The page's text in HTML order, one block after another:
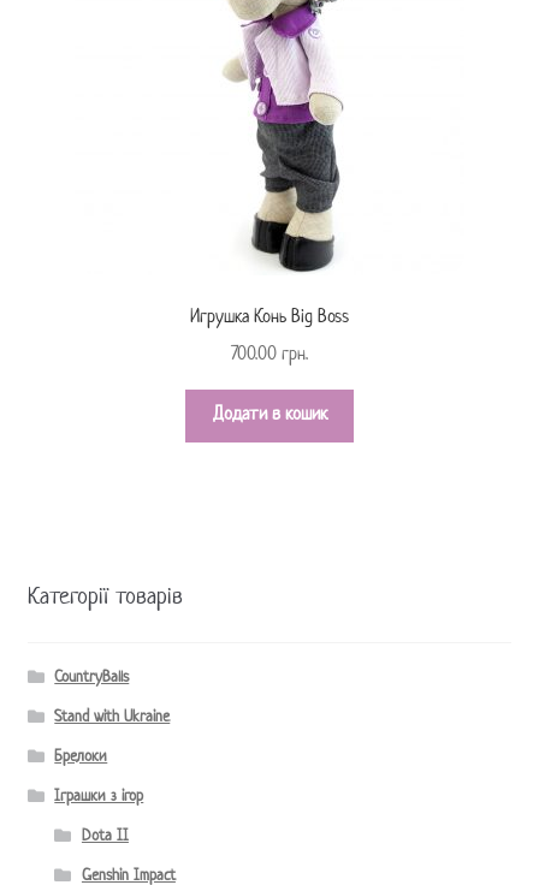
Игрушка Конь Big Boss
700.00 грн.
Додати в кошик
Категорії товарів
CountryBalls
Stand with Ukraine
Брелоки
Іграшки з ігор
Dota II
Genshin Impact